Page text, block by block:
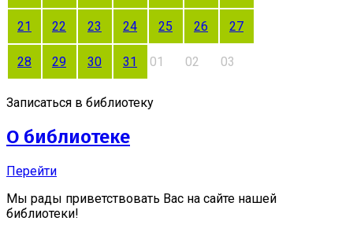
21 22 23 24 25 26 27
28 29 30 31 01 02 03
Записаться в библиотеку
О библиотеке
Перейти
Мы рады приветствовать Вас на сайте нашей
библиотеки!